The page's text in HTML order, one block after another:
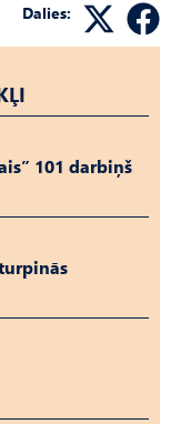
Dalies:
101 darbiņš